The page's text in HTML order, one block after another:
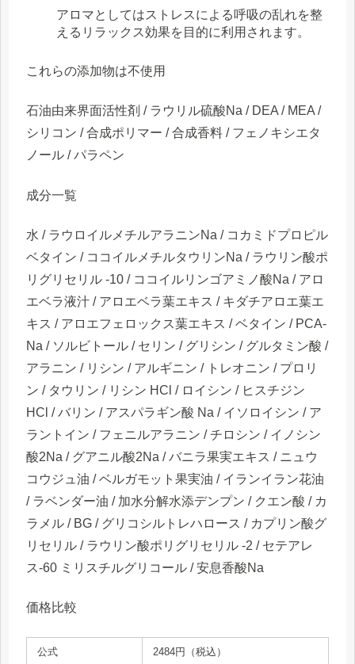
アロマとしてはストレスによる呼吸の乱れを整
えるリラックス効果を目的に利用されます。
これらの添加物は不使用
石油由来界面活性剤 / ラウリル硫酸Na / DEA / MEA /
シリコン / 合成ポリマー / 合成香料 / フェノキシエタ
ノール / パラペン
成分一覧
水 / ラウロイルメチルアラニンNa / コカミドプロピル
ベタイン / ココイルメチルタウリンNa / ラウリン酸ポ
リグリセリル -10 / ココイルリンゴアミノ酸Na / アロ
エベラ液汁 / アロエベラ葉エキス / キダチアロエ葉エ
キス / アロエフェロックス葉エキス / ベタイン / PCA-
Na / ソルビトール / セリン / グリシン / グルタミン酸 /
アラニン / リシン / アルギニン / トレオニン / プロリ
ン / タウリン / リシン HCl / ロイシン / ヒスチジン
HCl / バリン / アスパラギン酸 Na / イソロイシン / ア
ラントイン / フェニルアラニン / チロシン / イノシン
酸2Na / グアニル酸2Na / バニラ果実エキス / ニュウ
コウジュ油 / ベルガモット果実油 / イランイラン花油
/ ラベンダー油 / 加水分解水添デンプン / クエン酸 / カ
ラメル / BG / グリコシルトレハロース / カプリン酸グ
リセリル / ラウリン酸ポリグリセリル -2 / セテアレ
ス-60 ミリスチルグリコール / 安息香酸Na
価格比較
公式 2484円（税込）